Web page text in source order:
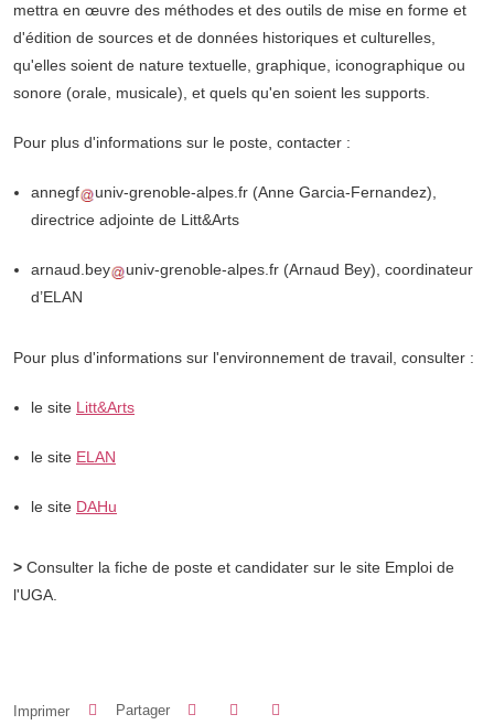
mettra en œuvre des méthodes et des outils de mise en forme et
d'édition de sources et de données historiques et culturelles,
qu'elles soient de nature textuelle, graphique, iconographique ou
sonore (orale, musicale), et quels qu'en soient les supports.
Pour plus d'informations sur le poste, contacter :
annegf univ-grenoble-alpes.fr (Anne Garcia-Fernandez),
directrice adjointe de Litt&Arts
arnaud.bey univ-grenoble-alpes.fr (Arnaud Bey), coordinateur
d’ELAN
Pour plus d'informations sur l'environnement de travail, consulter :
le site Litt&Arts
le site ELAN
le site DAHu
> Consulter la fiche de poste et candidater sur le site Emploi de
l'UGA.
Imprimer Partager Partager sur Facebook
Partager sur LinkedIn